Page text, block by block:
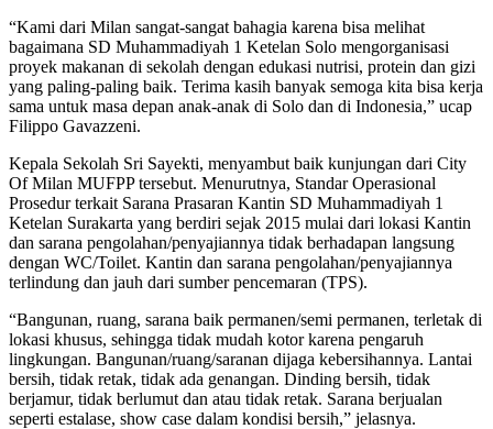
“Kami dari Milan sangat-sangat bahagia karena bisa melihat
bagaimana SD Muhammadiyah 1 Ketelan Solo mengorganisasi
proyek makanan di sekolah dengan edukasi nutrisi, protein dan gizi
yang paling-paling baik. Terima kasih banyak semoga kita bisa kerja
sama untuk masa depan anak-anak di Solo dan di Indonesia,” ucap
Filippo Gavazzeni.
Kepala Sekolah Sri Sayekti, menyambut baik kunjungan dari City
Of Milan MUFPP tersebut. Menurutnya, Standar Operasional
Prosedur terkait Sarana Prasaran Kantin SD Muhammadiyah 1
Ketelan Surakarta yang berdiri sejak 2015 mulai dari lokasi Kantin
dan sarana pengolahan/penyajiannya tidak berhadapan langsung
dengan WC/Toilet. Kantin dan sarana pengolahan/penyajiannya
terlindung dan jauh dari sumber pencemaran (TPS).
“Bangunan, ruang, sarana baik permanen/semi permanen, terletak di
lokasi khusus, sehingga tidak mudah kotor karena pengaruh
lingkungan. Bangunan/ruang/saranan dijaga kebersihannya. Lantai
bersih, tidak retak, tidak ada genangan. Dinding bersih, tidak
berjamur, tidak berlumut dan atau tidak retak. Sarana berjualan
seperti estalase, show case dalam kondisi bersih,” jelasnya.